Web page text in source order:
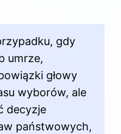
gdy
umrze,
głowy
wyborów, ale
decyzje
państwowych,